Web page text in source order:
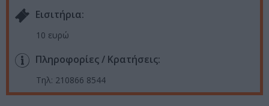
Eισιτήρια:
10 ευρώ
Πληροφορίες / Κρατήσεις:
Τηλ: 210866 8544